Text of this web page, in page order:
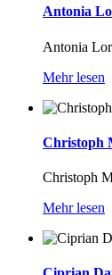
Antonia
Antonia
Mehr lesen
Christoph
Christoph
Mehr lesen